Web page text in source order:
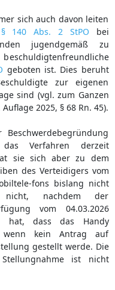
sich auch davon leiten
§ 140 Abs. 2 StPO bei
jugendgemäß zu
geboten ist. Dies beruht
zur eigenen
sind (vgl. zum Ganzen
2025, § 68 Rn. 45).
Verfahren derzeit
sie sich aber zu dem
des Verteidigers vom
fons bislang nicht
nachdem der
vom 04.03.2026
hat, dass das Handy
wenn kein Antrag auf
gestellt werde. Die
ist nicht